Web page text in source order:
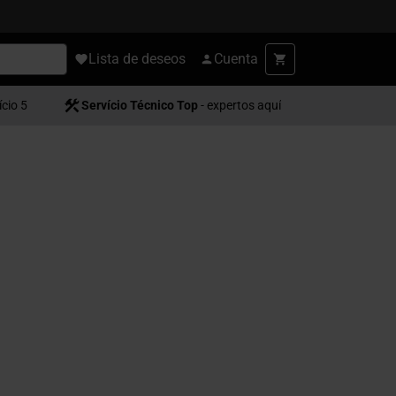
Lista de deseos Cuenta
5 Servício Técnico Top - expertos aquí